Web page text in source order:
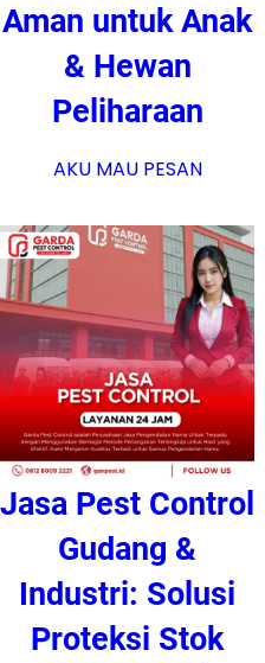
Aman untuk Anak
& Hewan
Peliharaan
AKU MAU PESAN
Jasa Pest Control
Gudang &
Industri: Solusi
Proteksi Stok